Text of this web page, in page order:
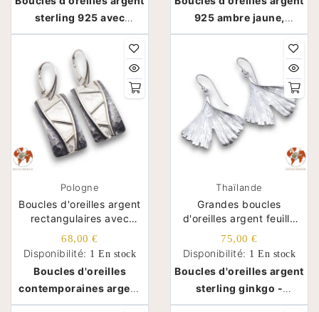
sterling 925 avec
améthyste - Inde
925 ambre jaune,
créoles - Pologne
Pologne
Boucles d'oreilles argent
rectangulaires avec
motifs en relief
68,00 €
Disponibilité: 1 En stock
Boucles d'oreilles
contemporaines argent
925 - Pologne
Thaïlande
Grandes boucles
d'oreilles argent feuille
ginkgo biloba
75,00 €
Disponibilité: 1 En stock
Boucles d'oreilles argent
sterling ginkgo -
Thaïlande